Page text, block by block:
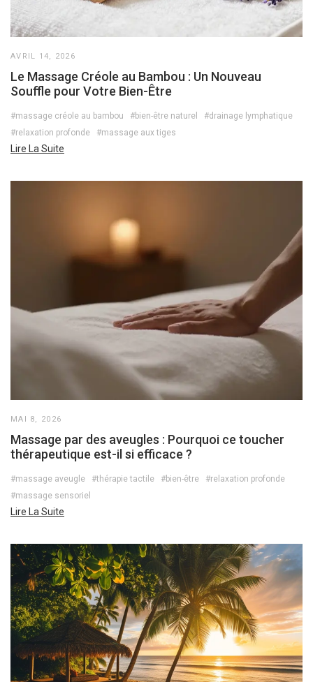
AVRIL 14, 2026
Le Massage Créole au Bambou : Un Nouveau
Souffle pour Votre Bien-Être
#massage créole au bambou #bien-être naturel
#drainage lymphatique
#relaxation profonde
#massage aux tiges
Lire La Suite
MAI 8, 2026
Massage par des aveugles : Pourquoi ce toucher
thérapeutique est-il si efficace ?
#massage aveugle #thérapie tactile #bien-être
#relaxation profonde
#massage sensoriel
Lire La Suite